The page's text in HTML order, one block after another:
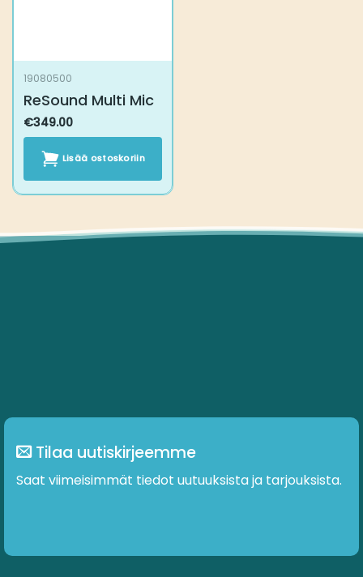
19080500
ReSound Multi Mic
€349.00
Lisää ostoskoriin
Tilaa uutiskirjeemme
Saat viimeisimmät tiedot uutuuksista ja tarjouksista.